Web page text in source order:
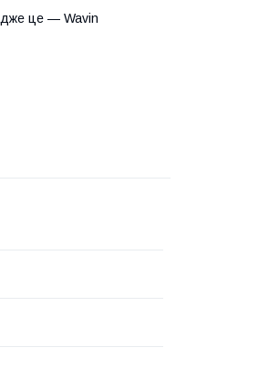
це — Wavin